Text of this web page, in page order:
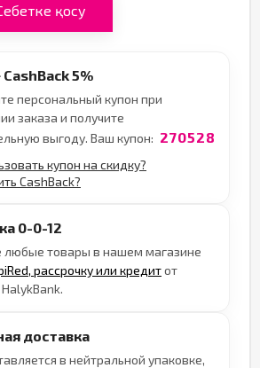
қосу
5%
персональный купон при
заказа и получите
выгоду. Ваш купон: 270528
купон на скидку?
CashBack?
0-0-12
любые товары в нашем магазине
рассрочку или кредитот
HalykBank.
доставка
в нейтральной упаковке,